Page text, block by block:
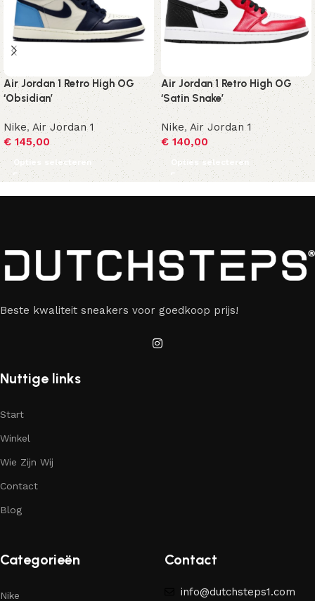
Air Jordan 1 Retro High OG
‘Obsidian’
Nike, Air Jordan 1
€ 145,00
Opties selecteren
Air Jordan 1 Retro High OG
‘Satin Snake’
Nike,Air Jordan 1
€140,00
Opties selecteren
Beste kwaliteit sneakers voor goedkoop prijs!
Nuttige links
Start
Winkel
Wie Zijn Wij
Contact
Blog
Categorieën
Nike
Contact
info@dutchsteps1.com